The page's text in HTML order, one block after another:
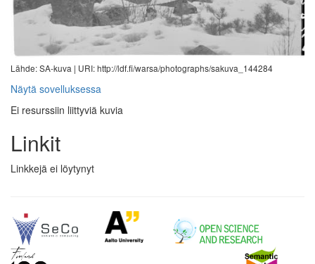
Lähde: SA-kuva | URI: http://ldf.fi/warsa/photographs/sakuva_144284
Näytä sovelluksessa
Ei resurssiin liittyviä kuvia
Linkit
Linkkejä ei löytynyt